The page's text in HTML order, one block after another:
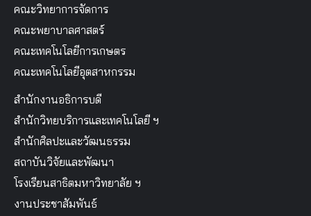
คณะวิทยาการจัดการ
คณะพยาบาลศาสตร์
คณะเทคโนโลยีการเกษตร
คณะเทคโนโลยีอุตสาหกรรม
สำนักงานอธิการบดี
สำนักวิทยบริการและเทคโนโลยี ฯ
สำนักศิลปะและวัฒนธรรม
สถาบันวิจัยและพัฒนา
โรงเรียนสาธิตมหาวิทยาลัย ฯ
งานประชาสัมพันธ์